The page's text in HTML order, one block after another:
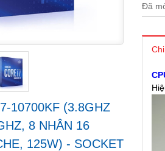
10700KF (3.8GHZ
8 NHÂN 16
125W) - SOCKET
Đã